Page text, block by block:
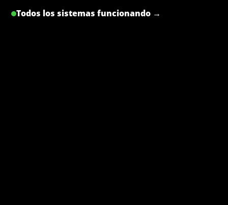
Todos los sistemas funcionando →